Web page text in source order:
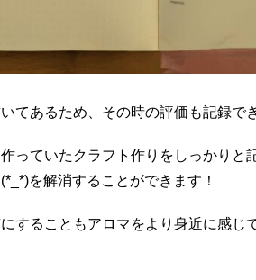
てあるため、その時の評価も記録でき
っていたクラフト作りをしっかりと
を解消することができます！
することもアロマをより身近に感じ